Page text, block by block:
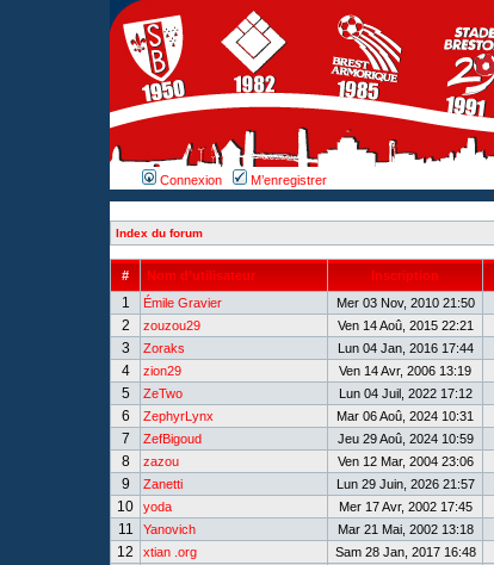
Connexion M’enregistrer
Index du forum
# Nom d’utilisateur Inscription
1 Émile Gravier Mer 03 Nov, 2010 21:50
2
zouzou29 Ven 14 Aoû, 2015 22:21
3
Zoraks Lun 04 Jan, 2016 17:44
4
zion29 Ven 14 Avr, 2006 13:19
5
ZeTwo Lun 04 Juil, 2022 17:12
6
ZephyrLynx Mar 06 Aoû, 2024 10:31
7
ZefBigoud Jeu 29 Aoû, 2024 10:59
8
zazou Ven 12 Mar, 2004 23:06
9
Zanetti Lun 29 Juin, 2026 21:57
10
yoda Mer 17 Avr, 2002 17:45
11
Yanovich Mar 21 Mai, 2002 13:18
12
xtian .org Sam 28 Jan, 2017 16:48